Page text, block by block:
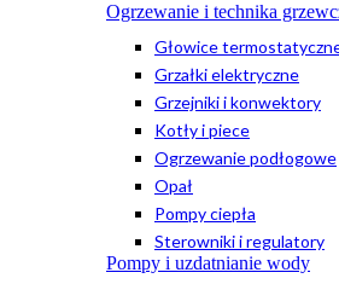
Ogrzewanie i technika
Głowice
Grzałki elektryczne
Grzejniki i konwektory
Kotły i piece
Ogrzewanie podłogowe
Opał
Pompy ciepła
Sterowniki i regulatory
Pompy i uzdatnianie wody